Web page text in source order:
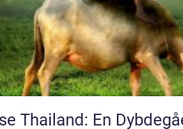
Thailand: En